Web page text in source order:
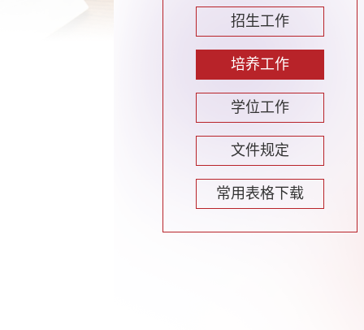
招生工作
培养工作
学位工作
文件规定
常用表格下载